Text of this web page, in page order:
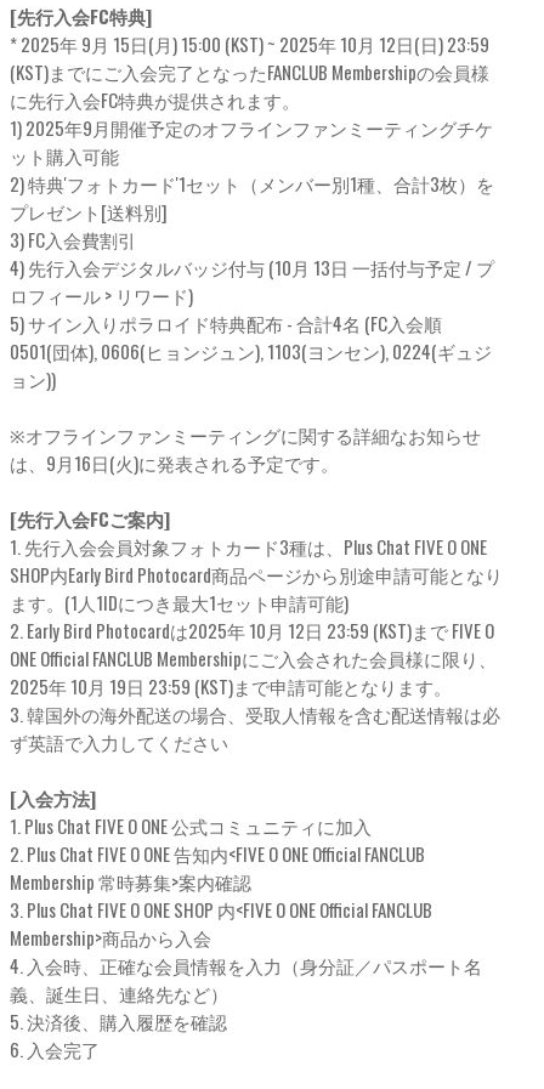
[先行入会FC特典]
* 2025年 9月 15日(月) 15:00 (KST) ~ 2025年 10月 12日(日) 23:59
(KST)までにご入会完了となったFANCLUB Membershipの会員様
に先行入会FC特典が提供されます。
1) 2025年9月開催予定のオフラインファンミーティングチケ
ット購入可能
2) 特典'フォトカード'1セット（メンバー別1種、合計3枚）を
プレゼント[送料別]
3) FC入会費割引
4) 先行入会デジタルバッジ付与 (10月 13日 一括付与予定 / プ
ロフィール > リワード)
5) サイン入りポラロイド特典配布 - 合計4名 (FC入会順
0501(団体), 0606(ヒョンジュン), 1103(ヨンセン), 0224(ギュジ
ョン))
※オフラインファンミーティングに関する詳細なお知らせ
は、9月16日(火)に発表される予定です。
[先行入会FCご案内]
1. 先行入会会員対象フォトカード3種は、Plus Chat FIVE O ONE
SHOP内Early Bird Photocard商品ページから別途申請可能となり
ます。(1人1IDにつき最大1セット申請可能)
2. Early Bird Photocardは2025年 10月 12日 23:59 (KST)まで FIVE O
ONE Official FANCLUB Membershipにご入会された会員様に限り、
2025年 10月 19日 23:59 (KST)まで申請可能となります。
3. 韓国外の海外配送の場合、受取人情報を含む配送情報は必
ず英語で入力してください
[入会方法]
1. Plus Chat FIVE O ONE 公式コミュニティに加入
2. Plus Chat FIVE O ONE 告知内<FIVE O ONE Official FANCLUB
Membership 常時募集>案内確認
3. Plus Chat FIVE O ONE SHOP 内<FIVE O ONE Official FANCLUB
Membership>商品から入会
4. 入会時、正確な会員情報を入力（身分証／パスポート名
義、誕生日、連絡先など）
5. 決済後、購入履歴を確認
6. 入会完了